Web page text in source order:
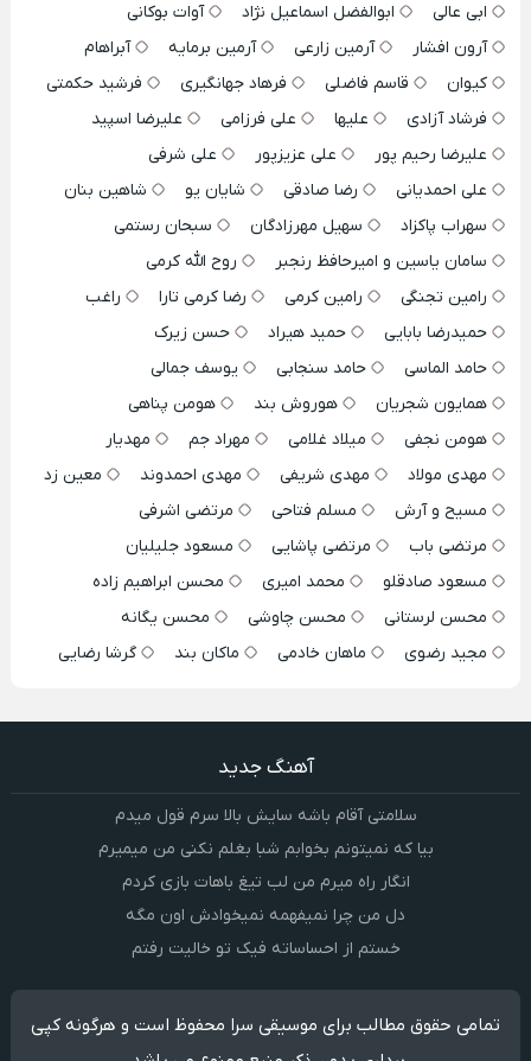
ابی عالی
ابوالفضل اسماعیل نژاد
آوات بوکانی
آرون افشار
آرمین زارعی آرمین برمایه
آبراهام
کیوان
قاسم فاضلی فرهاد جهانگیری
فرشید حکمتی
فرشاد آزادی
علیها علی فرزامی
علیرضا اسپید
علیرضا رحیم پور
علی عزیزپور
علی شرفی
علی احمدیانی
رضا صادقی شایان یو
شاهین بنان
سهراب پاکزاد
سهیل مهرزادگان
سبحان رستمی
سامان یاسین و امیرحافظ رنجبر
روح الله کرمی
رامین تجنگی
رامین کرمی رضا کرمی تارا
راغب
حمیدرضا بابایی
حمید هیراد
حسن زیرک
حامد الماسی
حامد سنجابی
یوسف جمالی
همایون شجریان
هوروش بند
هومن پناهی
هومن نجفی
میلاد غلامی مهراد جم
مهدیار
مهدی مولاد
مهدی شریفی مهدی احمدوند
معین زد
مسیح و آرش
مسلم فتاحی
مرتضی اشرفی
مرتضی باب
مرتضی پاشایی
مسعود جلیلیان
مسعود صادقلو
محمد امیری
محسن ابراهیم زاده
محسن لرستانی
محسن چاوشی
محسن یگانه
مجید رضوی
ماهان خادمی ماکان بند گرشا رضایی
آهنگ جدید
سلامتی آقام باشه سایش بالا سرم قول میدم
بیا که نمیتونم بخوابم شبا بغلم نکنی من میمیرم
انگار راه میرم من لب تیغ باهات بازی کردم
دل من چرا نمیفهمه نمیخوادش اون مگه
خستم از احساساته فیک تو خالیت رفتم
تمامی حقوق مطالب برای موسیقی سرا محفوظ است و هرگونه کپی